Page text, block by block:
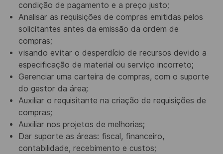
condição de pagamento e a preço justo;
Analisar as requisições de compras emitidas pelos
solicitantes antes da emissão da ordem de
compras;
visando evitar o desperdício de recursos devido a
especificação de material ou serviço incorreto;
Gerenciar uma carteira de compras, com o suporte
do gestor da área;
Auxiliar o requisitante na criação de requisições de
compras;
Auxiliar nos projetos de melhorias;
Dar suporte as áreas: fiscal, financeiro,
contabilidade, recebimento e custos;